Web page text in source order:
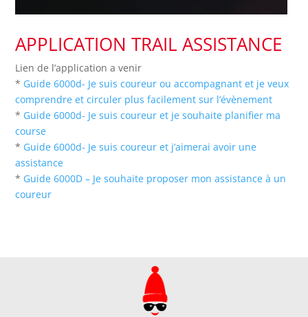
APPLICATION TRAIL ASSISTANCE
Lien de l’application a venir
* Guide 6000d- Je suis coureur ou accompagnant et je veux
comprendre et circuler plus facilement sur l’évènement
* Guide 6000d- Je suis coureur et je souhaite planifier ma
course
* Guide 6000d- Je suis coureur et j’aimerai avoir une
assistance
* Guide 6000D – Je souhaite proposer mon assistance à un
coureur